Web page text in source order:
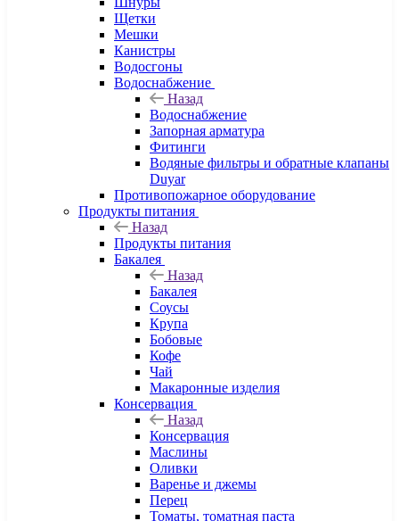
Щетки
Мешки
Канистры
Водосгоны
Водоснабжение
Назад
Водоснабжение
Запорная арматура
Фитинги
Водяные фильтры и обратные клапаны
Duyar
Противопожарное оборудование
Продукты питания
Назад
Продукты питания
Бакалея
Назад
Бакалея
Соусы
Крупа
Бобовые
Кофе
Чай
Макаронные изделия
Консервация
Назад
Консервация
Маслины
Оливки
Варенье и джемы
Перец
Томаты, томатная паста